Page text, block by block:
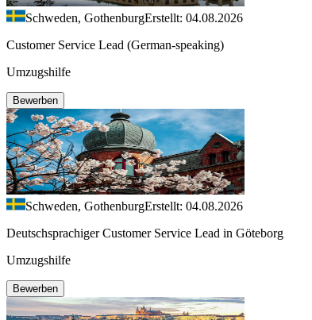
Schweden, GothenburgErstellt: 04.08.2026
Customer Service Lead (German-speaking)
Umzugshilfe
Bewerben
Schweden, GothenburgErstellt: 04.08.2026
Deutschsprachiger Customer Service Lead in Göteborg
Umzugshilfe
Bewerben